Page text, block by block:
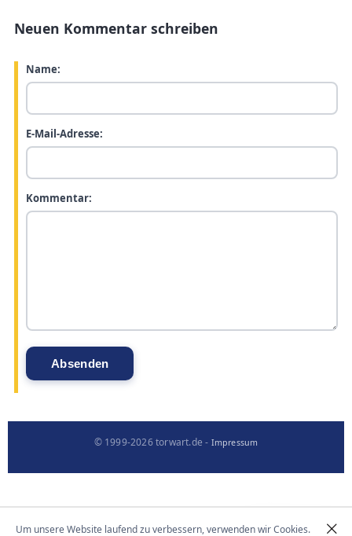
Neuen Kommentar schreiben
Name:
E-Mail-Adresse:
Kommentar:
© 1999-2026 torwart.de - Impressum
Um unsere Website laufend zu verbessern, verwenden wir Cookies.